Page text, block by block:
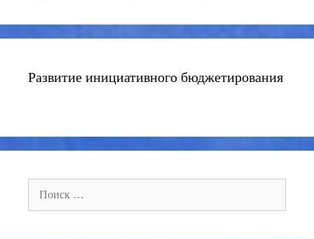
Развитие инициативного бюджетирования
Поиск: